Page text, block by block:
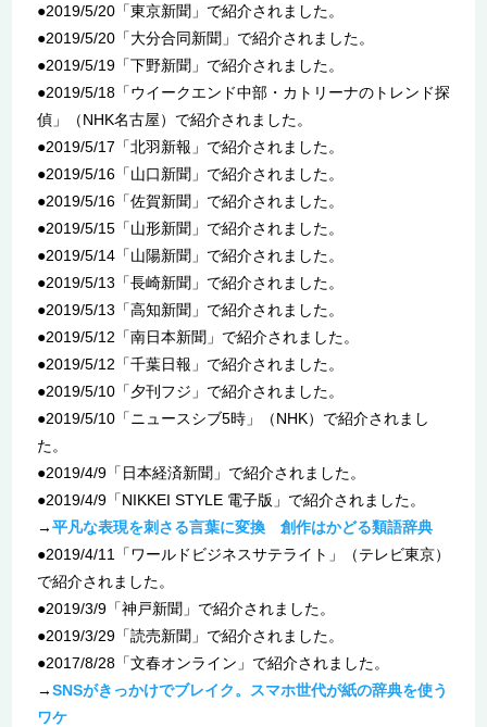
●2019/5/20「東京新聞」で紹介されました。
●2019/5/20「大分合同新聞」で紹介されました。
●2019/5/19「下野新聞」で紹介されました。
●2019/5/18「ウイークエンド中部・カトリーナのトレンド探
偵」（NHK名古屋）で紹介されました。
●2019/5/17「北羽新報」で紹介されました。
●2019/5/16「山口新聞」で紹介されました。
●2019/5/16「佐賀新聞」で紹介されました。
●2019/5/15「山形新聞」で紹介されました。
●2019/5/14「山陽新聞」で紹介されました。
●2019/5/13「長崎新聞」で紹介されました。
●2019/5/13「高知新聞」で紹介されました。
●2019/5/12「南日本新聞」で紹介されました。
●2019/5/12「千葉日報」で紹介されました。
●2019/5/10「夕刊フジ」で紹介されました。
●2019/5/10「ニュースシブ5時」（NHK）で紹介されまし
た。
●2019/4/9「日本経済新聞」で紹介されました。
●2019/4/9「NIKKEI STYLE 電子版」で紹介されました。
→平凡な表現を刺さる言葉に変換 創作はかどる類語辞典
●2019/4/11「ワールドビジネスサテライト」（テレビ東京）
で紹介されました。
●2019/3/9「神戸新聞」で紹介されました。
●2019/3/29「読売新聞」で紹介されました。
●2017/8/28「文春オンライン」で紹介されました。
→SNSがきっかけでブレイク。スマホ世代が紙の辞典を使う
ワケ